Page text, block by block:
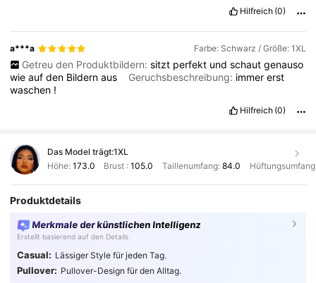
Hilfreich (0)
a***a Farbe: Schwarz / Größe: 1XL
Getreu den Produktbildern: sitzt perfekt und schaut genauso
wieaufden Bildernaus Geruchsbeschreibung: immererst
waschen !
Hilfreich (0)
Das Model trägt:1XL
Höhe: 173.0 Brust :105.0 Taillenumfang: 84.0
Produktdetails
Merkmale der künstlichen Intelligenz
Erstellt basierend auf den Details
Casual: Lässiger Style für jeden Tag.
Pullover: Pullover-Design für den Alltag.